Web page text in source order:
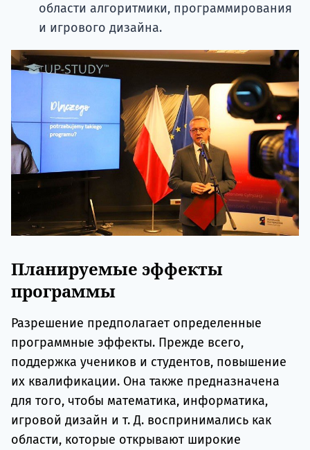
области алгоритмики, программирования
и игрового дизайна.
Планируемые эффекты
программы
Разрешение предполагает определенные
программные эффекты. Прежде всего,
поддержка учеников и студентов, повышение
их квалификации. Она также предназначена
для того, чтобы математика, информатика,
игровой дизайн и т. Д. воспринимались как
области, которые открывают широкие